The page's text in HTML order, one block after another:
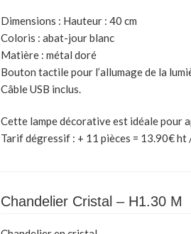
Dimensions : Hauteur : 40 cm
Coloris : abat-jour blanc
Matière : métal doré
Bouton tactilepour l’allumage de la
Câble USB inclus.
Cette lampe décorative est idéale pour
Tarif dégressif : + 11 pièces = 13.90€ ht
Chandelier Cristal – H1.30 M